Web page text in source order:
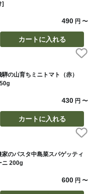
]
490 円〜
カートに入れる
騨の山育ちミニトマト（赤）
430 円〜
カートに入れる
家のパスタ中島菜スパゲッティ
ニ 200g
600 円〜